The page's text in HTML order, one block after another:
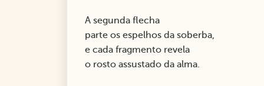
A segunda flecha
parte os espelhos da soberba,
e cada fragmento revela
o rosto assustado da alma.